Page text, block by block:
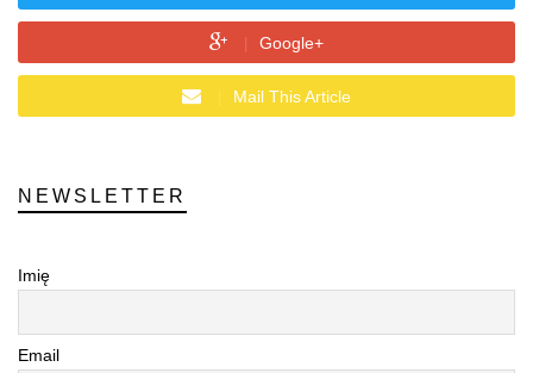
Google+
Mail This Article
NEWSLETTER
Imię
Email